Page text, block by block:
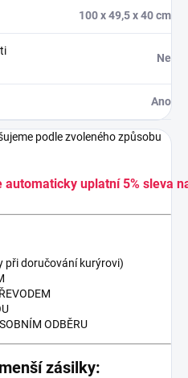
100 x 49,5 x 40 cm
Ne
Ano
podle zvoleného způsobu
automaticky uplatní 5% sleva
při doručování kurýrovi)
ODBĚRU
zásilky: